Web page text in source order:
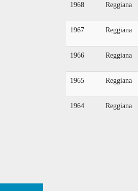
1968 Reggiana
1967 Reggiana
1966 Reggiana
1965 Reggiana
1964 Reggiana